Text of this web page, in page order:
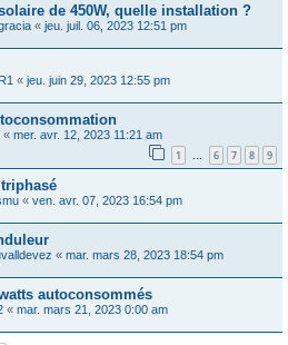
de 450W, quelle installation ?
« jeu. juil. 06, 2023 12:51 pm
« jeu. juin 29, 2023 12:55 pm
« mer. avr. 12, 2023 11:21 am
1 … 6 7 8 9
« ven. avr. 07, 2023 16:54 pm
« mar. mars 28, 2023 18:54 pm
autoconsommés
« mar. mars 21, 2023 0:00 am